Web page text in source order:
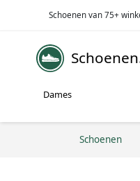
Schoenen van 75+
Dames
Schoenen